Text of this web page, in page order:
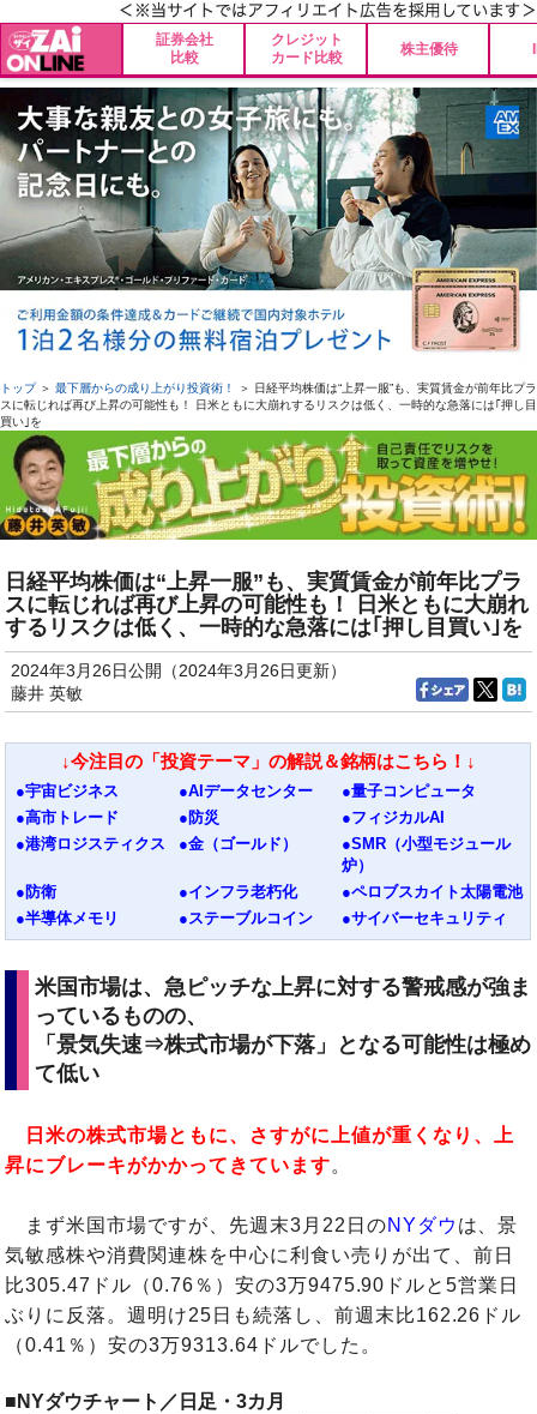
証券会社
比較
クレジット
カード比較
株主優待
トップ＞ 最下層からの成り上がり投資術！
＞ 日経平均株価は“上昇一服”も、実質賃金が前年比プラ
スに転じれば再び上昇の可能性も！ 日米ともに大崩れするリスクは低く、一時的な急落には｢押し目
買い｣を
日経平均株価は“上昇一服”も、実質賃金が前年比プラ
スに転じれば再び上昇の可能性も！ 日米ともに大崩れ
するリスクは低く、一時的な急落には｢押し目買い｣を
2024年3月26日公開（2024年3月26日更新）
藤井 英敏
↓今注目の「投資テーマ」の解説＆銘柄はこちら！↓
●宇宙ビジネス ●AIデータセンター
●量子コンピュータ
●高市トレード
●防災
●フィジカルAI
●港湾ロジスティクス
●金（ゴールド）
●SMR（小型モジュール
炉）
●防衛
●インフラ老朽化
●ペロブスカイト太陽電池
●半導体メモリ
●ステーブルコイン ●サイバーセキュリティ
米国市場は、急ピッチな上昇に対する警戒感が強ま
っているものの、
「景気失速⇒株式市場が下落」となる可能性は極め
て低い
日米の株式市場ともに、さすがに上値が重くなり、上
昇にブレーキがかかってきています。
まず米国市場ですが、先週末3月22日のNYダウ は、景
気敏感株や消費関連株を中心に利食い売りが出て、前日
比305.47ドル（0.76％）安の3万9475.90ドルと5営業日
ぶりに反落。週明け25日も続落し、前週末比162.26ドル
（0.41％）安の3万9313.64ドルでした。
■NYダウチャート／日足・3カ月